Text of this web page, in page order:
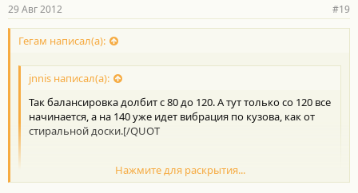
29 Авг 2012 #19
Гегам написал(а):
jnnis написал(а):
Так балансировка долбит с 80 до 120. А тут только со 120 все
начинается, а на 140 уже идет вибрация по кузова, как от
стиральной доски.[/QUOT
Балансировка,однозначно,набрали грязи граммов на
Нажмите для раскрытия...